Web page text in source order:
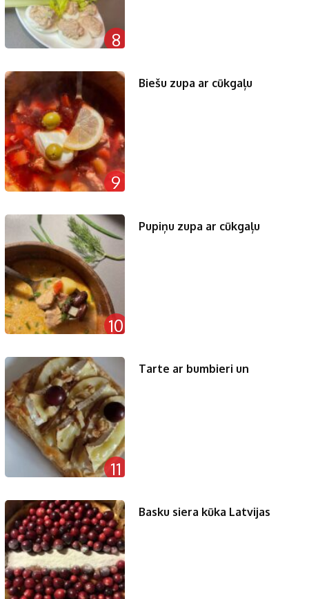
8
9
Biešu zupa ar cūkgaļu
10
Pupiņu zupa ar cūkgaļu
11
Tarte ar bumbieri un
Basku siera kūka Latvijas